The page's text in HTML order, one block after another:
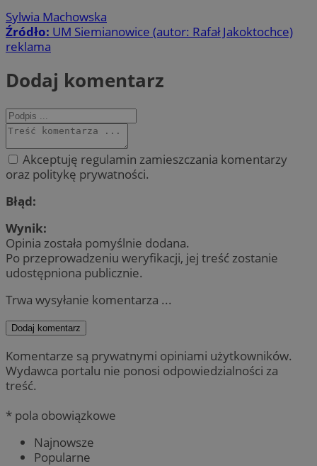
Sylwia Machowska
Źródło: UM Siemianowice (autor: Rafał Jakoktochce)
reklama
Dodaj komentarz
Akceptuję regulamin zamieszczania komentarzy
oraz politykę prywatności.
Błąd:
Wynik:
Opinia została pomyślnie dodana.
Po przeprowadzeniu weryfikacji, jej treść zostanie
udostępniona publicznie.
Trwa wysyłanie komentarza ...
Dodaj komentarz
Komentarze są prywatnymi opiniami użytkowników.
Wydawca portalu nie ponosi odpowiedzialności za
treść.
* pola obowiązkowe
Najnowsze
Popularne